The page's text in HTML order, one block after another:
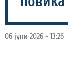
06 јуни 2026 - 13:26